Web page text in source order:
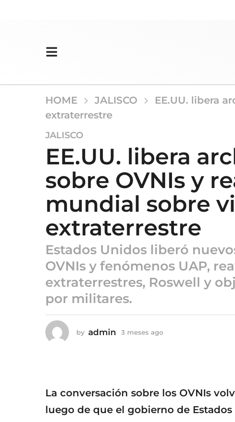
HOME JALISCO
EE.UU. libera
extraterrestre
3
s
e
s
a
g
o
m
e
e
s
g
o
JALISCO
EE.UU. libera
sobre OVNIs y
mundial sobre
extraterrestre
Estados Unidos liberó
OVNIs y fenómenos UAP,
extraterrestres, Roswell y
por militares.
by admin 3 meses ago
a
g
o
La conversación sobre los OVNIs
luego de que el gobierno de